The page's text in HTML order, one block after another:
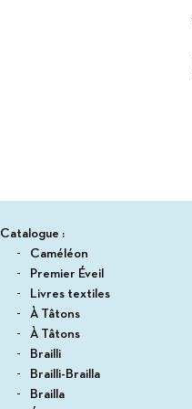
Catalogue :
Caméléon
Premier Éveil
Livres textiles
À Tâtons
À Tâtons
Brailli
Brailli-Brailla
Brailla